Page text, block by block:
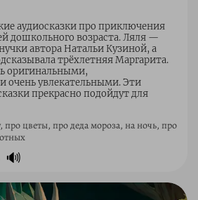
аудиосказки про приключения
дошкольного возраста. Ляля —
автора Натальи Кузиной, а
трёхлетняя Маргарита.
оригинальными,
очень увлекательными. Эти
прекрасно подойдут для
про цветы, про деда мороза, на ночь, про
🔊